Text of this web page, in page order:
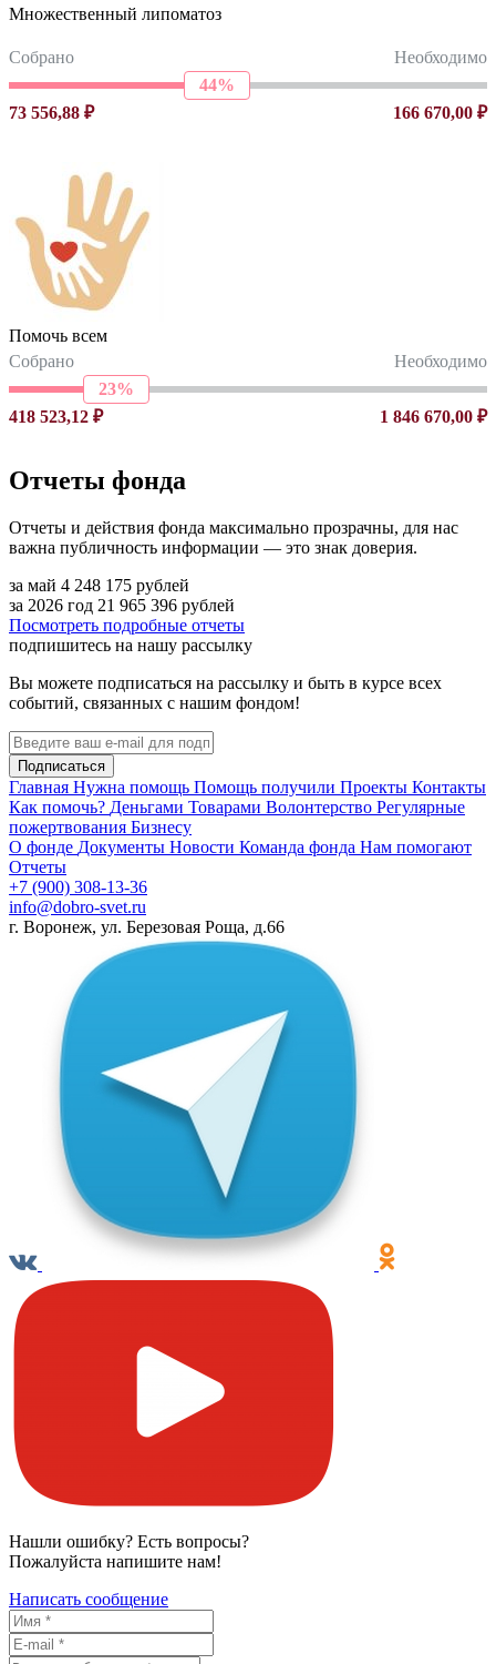
Множественный липоматоз
Собрано
Необходимо
44%
73 556,88 ₽
166 670,00 ₽
Помочь всем
Собрано
Необходимо
23%
418 523,12 ₽
1 846 670,00 ₽
Отчеты фонда
Отчеты и действия фонда максимально прозрачны, для нас
важна публичность информации — это знак доверия.
за май 4 248 175 рублей
за 2026 год 21 965 396 рублей
Посмотреть подробные отчеты
подпишитесь на нашу рассылку
Вы можете подписаться на рассылку и быть в курсе всех
событий, связанных с нашим фондом!
Подписаться
Главная Нужна помощь Помощь получили Проекты Контакты
Как помочь? Деньгами Товарами Волонтерство Регулярные
пожертвования Бизнесу
О фонде Документы Новости Команда фонда Нам помогают
Отчеты
+7 (900) 308-13-36
info@dobro-svet.ru
г. Воронеж, ул. Березовая Роща, д.66
Нашли ошибку? Есть вопросы?
Пожалуйста напишите нам!
Написать сообщение